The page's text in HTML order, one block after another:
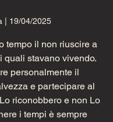
| 19/04/2025
tempo il non riuscire a
quali stavano vivendo.
personalmente il
e partecipare al
riconobbero e non Lo
i tempi è sempre